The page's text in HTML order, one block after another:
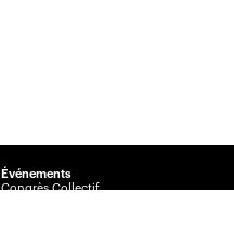
Événements
Congrès Collectif